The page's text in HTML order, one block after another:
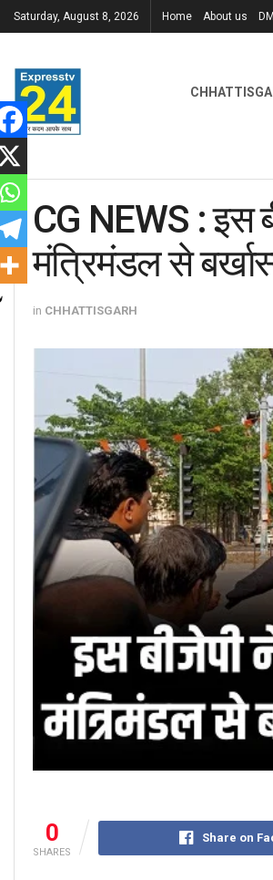
Saturday, August 8, 2026 Home About us
CG NEWS : इस
मंत्रिमंडल से
in CHHATTISGARH
0
SHARES
Share on